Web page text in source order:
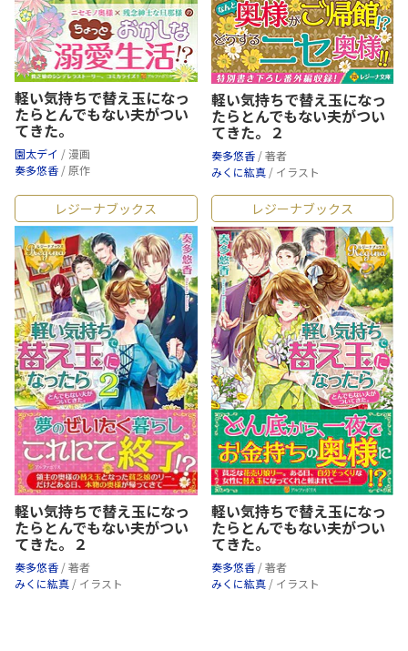
軽い気持ちで替え玉になっ
たらとんでもない夫がつい
てきた。
園太デイ / 漫画
奏多悠香 / 原作
軽い気持ちで替え玉になっ
たらとんでもない夫がつい
てきた。２
奏多悠香 / 著者
みくに紘真 / イラスト
レジーナブックス
軽い気持ちで替え玉になっ
たらとんでもない夫がつい
てきた。２
奏多悠香 / 著者
みくに紘真 / イラスト
レジーナブックス
軽い気持ちで替え玉になっ
たらとんでもない夫がつい
てきた。
奏多悠香 / 著者
みくに紘真 / イラスト